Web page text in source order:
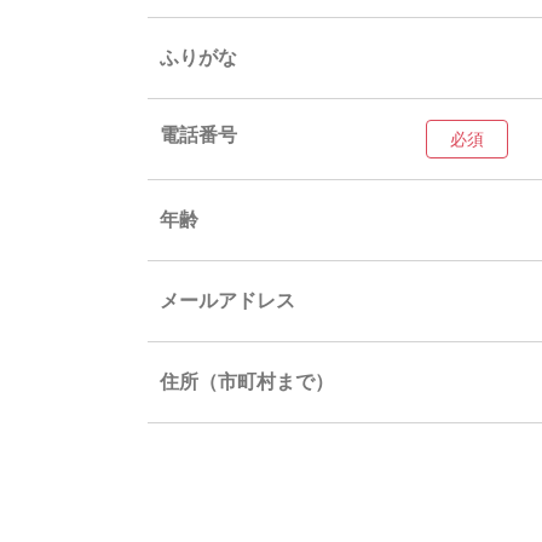
ふりがな
電話番号
年齢
メールアドレス
住所（市町村まで）